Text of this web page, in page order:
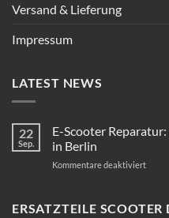
Versand & Lieferung
Impressum
LATEST NEWS
22
Sep.
E-Scooter
in Berlin
Kommentare deaktiviertfür
ERSATZTEILE